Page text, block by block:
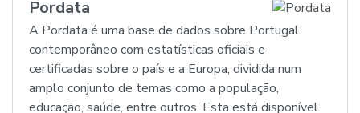
Pordata
A Pordata é uma base de dados sobre Portugal
contemporâneo com estatísticas oficiais e
certificadas sobre o país e a Europa, dividida num
amplo conjunto de temas como a população,
educação, saúde, entre outros. Esta está disponível